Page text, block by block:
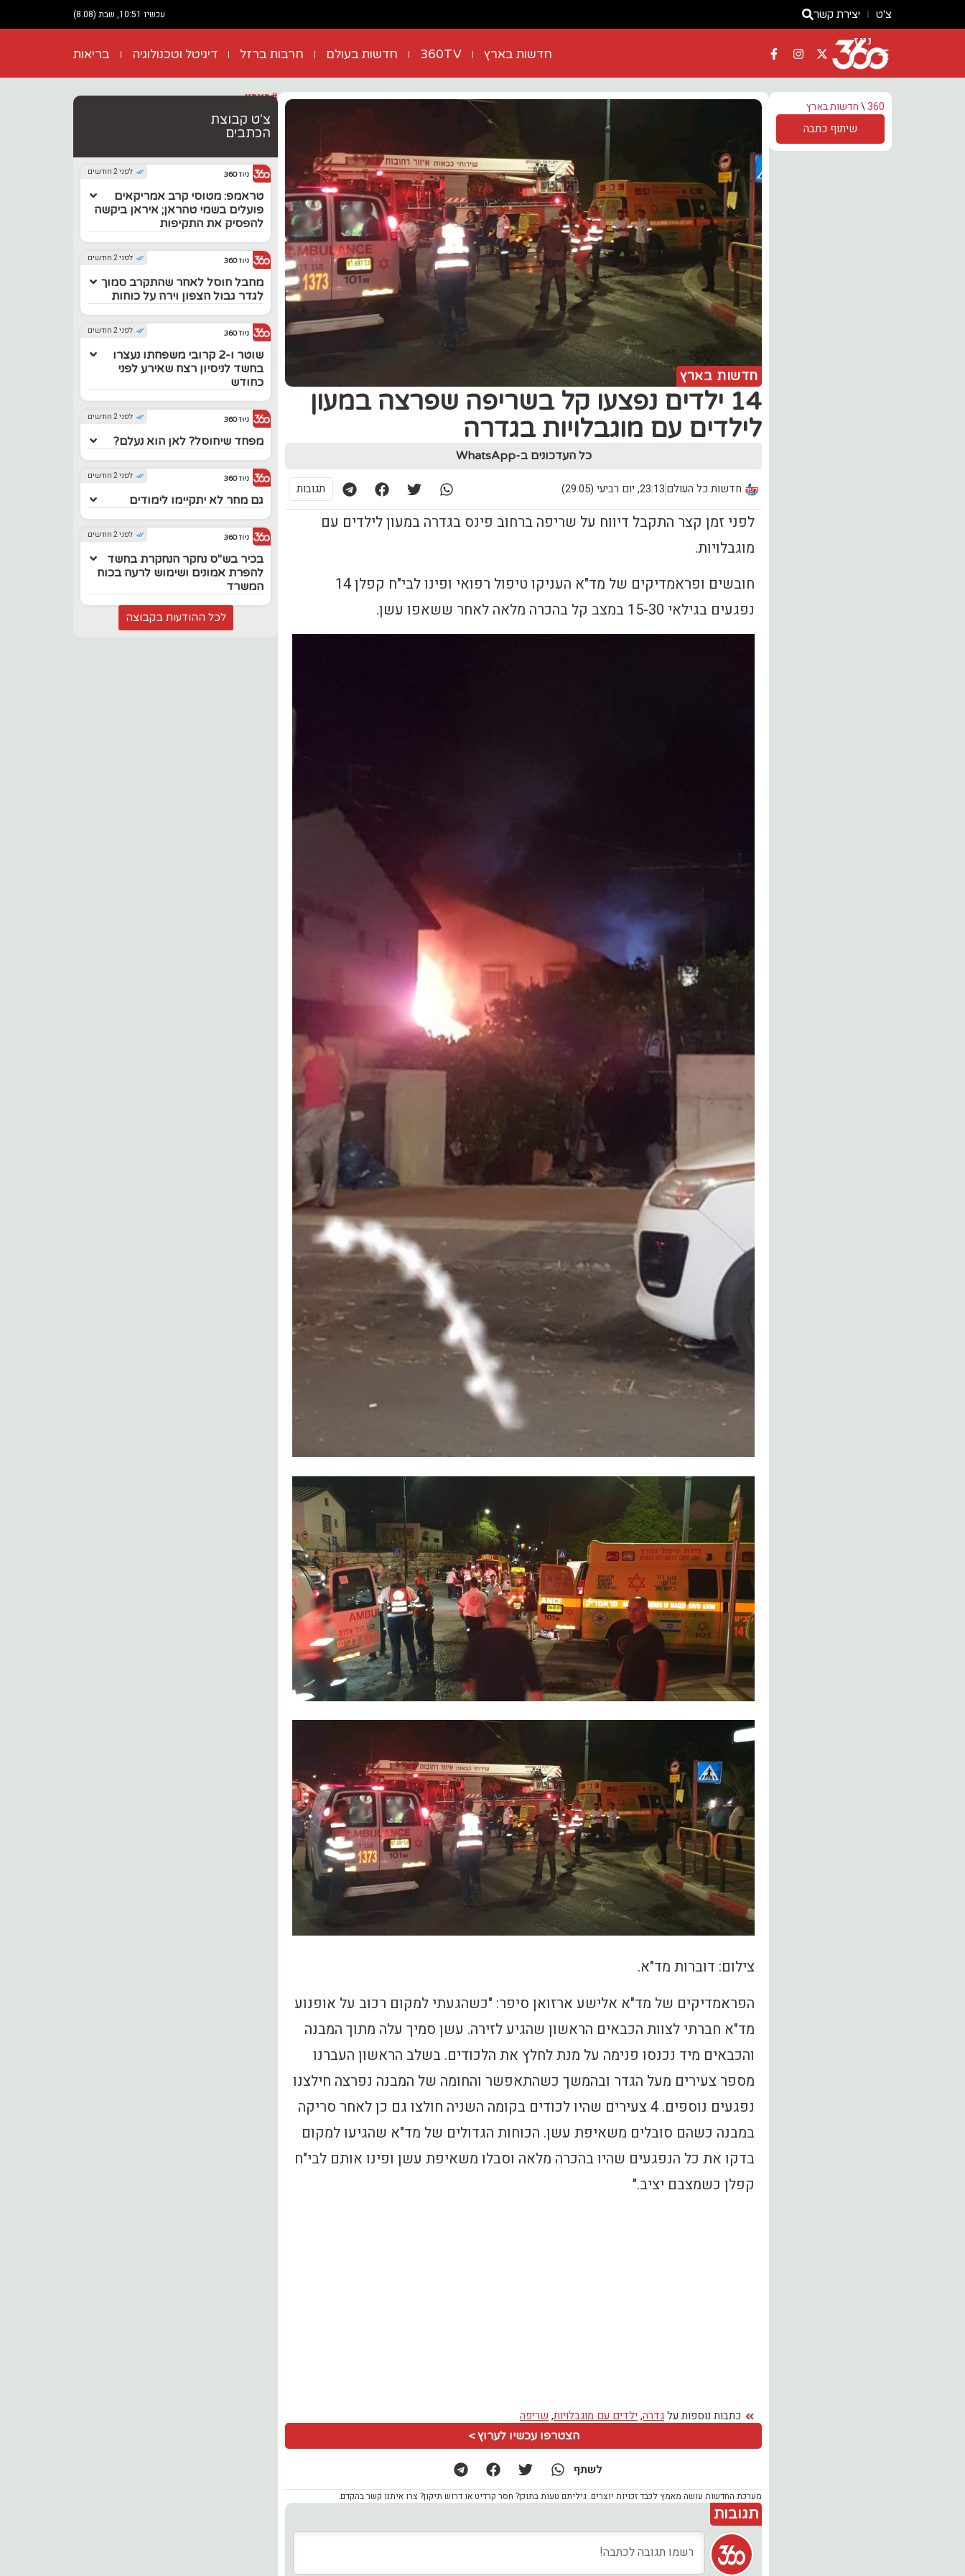
צ'ט יצירת קשר עכשיו 10:51, שבת (8.08)
ניוז
חדשות בארץ 360TV חדשות בעולם חרבות ברזל דיגיטל וטכנולוגיה בריאות
360
\חדשות בארץ
שיתוף כתבה
חדשות בארץ
14 ילדים נפצעו קל בשריפה שפרצה במעון
לילדים עם מוגבלויות בגדרה
כל העדכונים ב-WhatsApp
חדשות כל העולם23:13, יום רביעי (29.05) תגובות
לפני זמן קצר התקבל דיווח על שריפה ברחוב פינס בגדרה במעון לילדים עם
מוגבלויות.
חובשים ופראמדיקים של מד"א העניקו טיפול רפואי ופינו לבי"ח קפלן 14
נפגעים בגילאי 15-30 במצב קל בהכרה מלאה לאחר ששאפו עשן.
צילום: דוברות מד"א.
הפראמדיקים של מד"א אלישע ארזואן סיפר: "כשהגעתי למקום רכוב על אופנוע
מד"א חברתי לצוות הכבאים הראשון שהגיע לזירה. עשן סמיך עלה מתוך המבנה
והכבאים מיד נכנסו פנימה על מנת לחלץ את הלכודים. בשלב הראשון העברנו
מספר צעירים מעל הגדר ובהמשך כשהתאפשר והחומה של המבנה נפרצה חילצנו
נפגעים נוספים. 4 צעירים שהיו לכודים בקומה השניה חולצו גם כן לאחר סריקה
במבנה כשהם סובלים משאיפת עשן. הכוחות הגדולים של מד"א שהגיעו למקום
בדקו את כל הנפגעים שהיו בהכרה מלאה וסבלו משאיפת עשן ופינו אותם לבי"ח
קפלן כשמצבם יציב."
כתבות נוספות עלגדרה, ילדים עם מוגבלויות, שריפה
הצטרפו עכשיו לערוץ >
לשתף
מערכת החדשות עושה מאמץ לכבד זכויות יוצרים. גיליתם טעות בתוכן? חסר קרדיט או דרוש תיקון? צרו איתנו קשר בהקדם.
תגובות
#בארץ
צ'ט קבוצת
הכתבים
לפני 2 חודשים ניוז 360
טראמפ: מטוסי קרב אמריקאים
פועלים בשמי טהראן; איראן ביקשה
להפסיק את התקיפות
לפני 2 חודשים ניוז 360
מחבל חוסל לאחר שהתקרב סמוך
לגדר גבול הצפון וירה על כוחות
לפני 2 חודשים ניוז 360
שוטר ו-2 קרובי משפחתו נעצרו
בחשד לניסיון רצח שאירע לפני
כחודש
לפני 2 חודשים ניוז 360
מפחד שיחוסל? לאן הוא נעלם?
לפני 2 חודשים ניוז 360
גם מחר לא יתקיימו לימודים
לפני 2 חודשים ניוז 360
בכיר בש"ס נחקר הנחקרת בחשד
להפרת אמונים ושימוש לרעה בכוח
המשרד
לכל ההודעות בקבוצה